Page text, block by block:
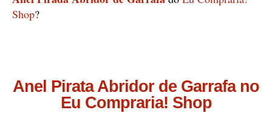
Shop?
Anel Pirata Abridor de Garrafa no
Eu Compraria! Shop